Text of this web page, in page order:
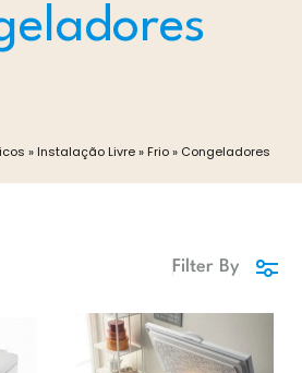
» Instalação Livre» Frio» Congeladores
Filter By